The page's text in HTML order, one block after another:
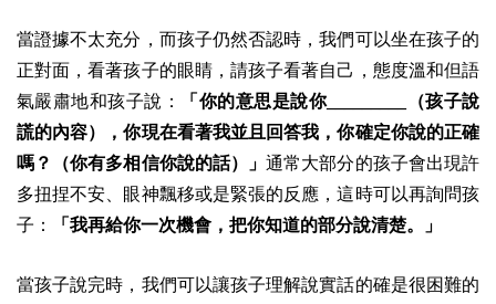
當證據不太充分，而孩子仍然否認時，我們可以坐在孩子的
正對面，看著孩子的眼睛，請孩子看著自己，態度溫和但語
氣嚴肅地和孩子說：
「你的意思是說你_________（孩子說
謊的內容），你現在看著我並且回答我，你確定你說的正確
嗎？（你有多相信你說的話）」通常大部分的孩子會出現許
多扭捏不安、眼神飄移或是緊張的反應，這時可以再詢問孩
子：
「我再給你一次機會，把你知道的部分說清楚。」
當孩子說完時，我們可以讓孩子理解說實話的確是很困難的